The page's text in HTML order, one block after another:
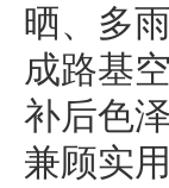
晒、多
成路基
补后色
兼顾实